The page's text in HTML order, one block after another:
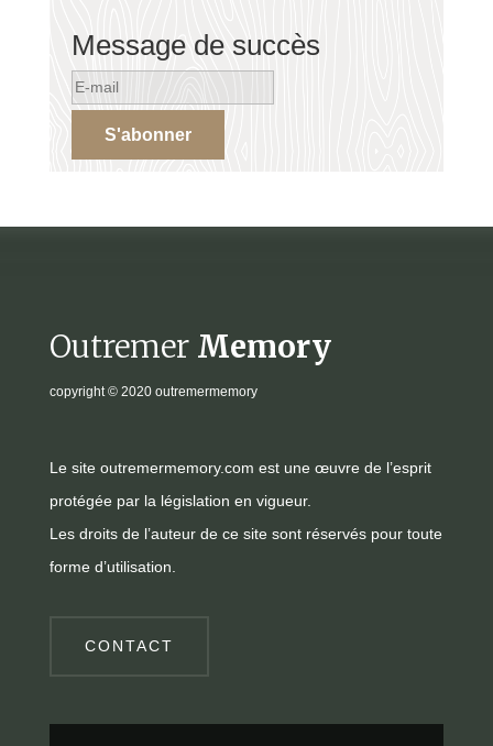
Message de succès
S'abonner
Outremer Memory
copyright© 2020 outremermemory
Le site outremermemory.com est une œuvre de l’esprit
protégée par la législation en vigueur.
Les droits de l’auteur de ce site sont réservés pour toute
forme d’utilisation.
CONTACT